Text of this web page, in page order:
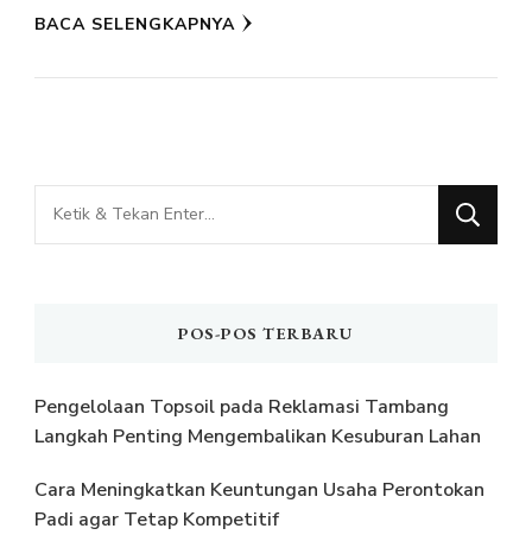
BACA SELENGKAPNYA
Mencari
Sesuatu?
POS-POS TERBARU
Pengelolaan Topsoil pada Reklamasi Tambang
Langkah Penting Mengembalikan Kesuburan Lahan
Cara Meningkatkan Keuntungan Usaha Perontokan
Padi agar Tetap Kompetitif